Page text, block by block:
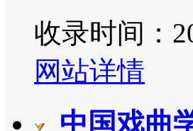
收录时间：
网站详情
中国戏曲